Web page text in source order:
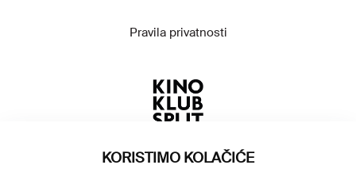
Pravila privatnosti
KORISTIMO KOLAČIĆE